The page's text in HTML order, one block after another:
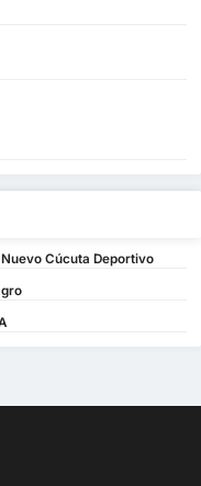
Cúcuta Deportivo